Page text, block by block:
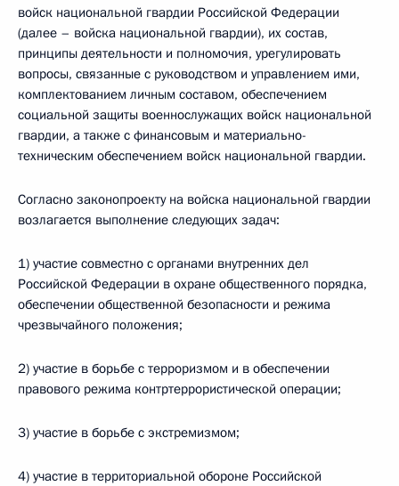
войск национальной гвардии Российской Федерации
(далее – войска национальной гвардии), их состав,
принципы деятельности и полномочия, урегулировать
вопросы, связанные с руководством и управлением ими,
комплектованием личным составом, обеспечением
социальной защиты военнослужащих войск национальной
гвардии, а также с финансовым и материально-
техническим обеспечением войск национальной гвардии.
Согласно законопроекту на войска национальной гвардии
возлагается выполнение следующих задач:
1) участие совместно с органами внутренних дел
Российской Федерации в охране общественного порядка,
обеспечении общественной безопасности и режима
чрезвычайного положения;
2) участие в борьбе с терроризмом и в обеспечении
правового режима контртеррористической операции;
3) участие в борьбе с экстремизмом;
4) участие в территориальной обороне Российской